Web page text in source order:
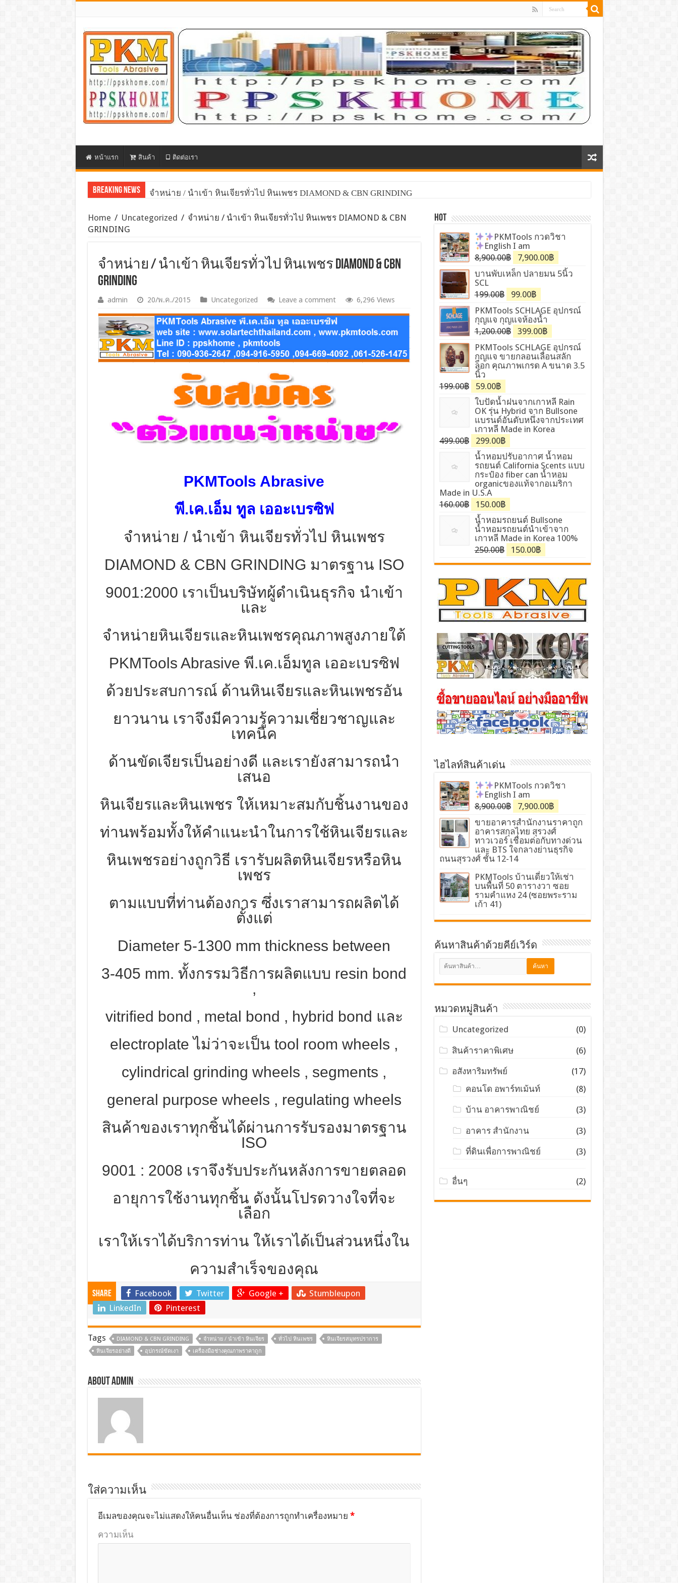
หน้าแรก สินค้า ติดต่อเรา
Breaking News จำหน่าย / นำเข้า หินเจียรทั่วไป หินเพชร DIAMOND & CBN GRINDING
Home / Uncategorized / จำหน่าย / นำเข้า หินเจียรทั่วไป หินเพชร DIAMOND & CBN
GRINDING
จำหน่าย / นำเข้า หินเจียรทั่วไป หินเพชร DIAMOND & CBN
GRINDING
admin 20/พ.ค./2015 Uncategorized Leave a comment 6,296 Views
PKMTools Abrasive
พี.เค.เอ็ม ทูล เออะเบรซิฟ
จำหน่าย / นำเข้า หินเจียรทั่วไป หินเพชร
DIAMOND & CBN GRINDING มาตรฐาน ISO
9001:2000 เราเป็นบริษัทผู้ดำเนินธุรกิจ นำเข้า
และ
จำหน่ายหินเจียรและหินเพชรคุณภาพสูงภายใต้
PKMTools Abrasive พี.เค.เอ็มทูล เออะเบรซิฟ
ด้วยประสบการณ์ ด้านหินเจียรและหินเพชรอัน
ยาวนาน เราจึงมีความรู้ความเชี่ยวชาญและ
เทคนิค
ด้านขัดเจียรเป็นอย่างดี และเรายังสามารถนำ
เสนอ
หินเจียรและหินเพชร ให้เหมาะสมกับชิ้นงานของ
ท่านพร้อมทั้งให้คำแนะนำในการใช้หินเจียรและ
หินเพชรอย่างถูกวิธี เรารับผลิตหินเจียรหรือหิน
เพชร
ตามแบบที่ท่านต้องการ ซึ่งเราสามารถผลิตได้
ตั้งแต่
Diameter 5-1300 mm thickness between
3-405 mm. ทั้งกรรมวิธีการผลิตแบบ resin bond
,
vitrified bond , metal bond , hybrid bond และ
electroplate ไม่ว่าจะเป็น tool room wheels ,
cylindrical grinding wheels , segments ,
general purpose wheels , regulating wheels
สินค้าของเราทุกชิ้นได้ผ่านการรับรองมาตรฐาน
ISO
9001 : 2008 เราจึงรับประกันหลังการขายตลอด
อายุการใช้งานทุกชิ้น ดังนั้นโปรดวางใจที่จะ
เลือก
เราให้เราได้บริการท่าน ให้เราได้เป็นส่วนหนึ่งใน
ความสำเร็จของคุณ
Share Facebook Twitter Google +
Stumbleupon
LinkedIn
Pinterest
Tags DIAMOND & CBN GRINDING จำหน่าย / นำเข้า หินเจียร ทั่วไป หินเพชร
หินเจียรสมุทรปราการ
หินเจียรอย่างดี
อุปกรณ์ขัดเงา เครื่องมือช่างคุณภาพราคาถูก
About admin
ใส่ความเห็น
อีเมลของคุณจะไม่แสดงให้คนอื่นเห็นช่องที่ต้องการถูกทำเครื่องหมาย *
ความเห็น
HOT
PKMTools กวดวิชา
English I am
8,900.00฿
7,900.00฿
บานพับเหล็ก ปลายมน 5นิ้ว
SCL
199.00฿
99.00฿
PKMTools SCHLAGE อุปกรณ์
กุญแจ กุญแจห้องน้ำ
1,200.00฿
399.00฿
PKMTools SCHLAGE อุปกรณ์
กุญแจ ขายกลอนเลื่อนสลัก
ล็อก คุณภาพเกรด A ขนาด 3.5
นิ้ว
199.00฿
59.00฿
ใบปัดน้ำฝนจากเกาหลี Rain
OK รุ่น Hybrid จาก Bullsone
แบรนด์อันดับหนึ่งจากประเทศ
เกาหลี Made in Korea
499.00฿
299.00฿
น้ำหอมปรับอากาศ น้ำหอม
รถยนต์ California Scents แบบ
กระป๋อง fiber can น้ำหอม
organicของแท้จากอเมริกา
Made in U.S.A
160.00฿
150.00฿
น้ำหอมรถยนต์ Bullsone
น้ำหอมรถยนต์นำเข้าจาก
เกาหลี Made in Korea 100%
250.00฿
150.00฿
ไฮไลท์สินค้าเด่น
PKMTools กวดวิชา
English I am
8,900.00฿
7,900.00฿
ขายอาคารสำนักงานราคาถูก
อาคารสกุลไทย สุรวงศ์
ทาวเวอร์ เชื่อมต่อกับทางด่วน
และ BTS ใจกลางย่านธุรกิจ
ถนนสุรวงศ์ ชั้น 12-14
PKMTools บ้านเดี่ยวให้เช่า
บนพื้นที่ 50 ตารางวา ซอย
รามคำแหง 24 (ซอยพระราม
เก้า 41)
ค้นหาสินค้าด้วยคีย์เวิร์ด
หมวดหมู่สินค้า
Uncategorized
(0)
สินค้าราคาพิเศษ (6)
อสังหาริมทรัพย์
(17)
คอนโด อพาร์ทเม้นท์
(8)
บ้าน อาคารพาณิชย์ (3)
อาคาร สำนักงาน (3)
ที่ดินเพื่อการพาณิชย์ (3)
อื่นๆ (2)